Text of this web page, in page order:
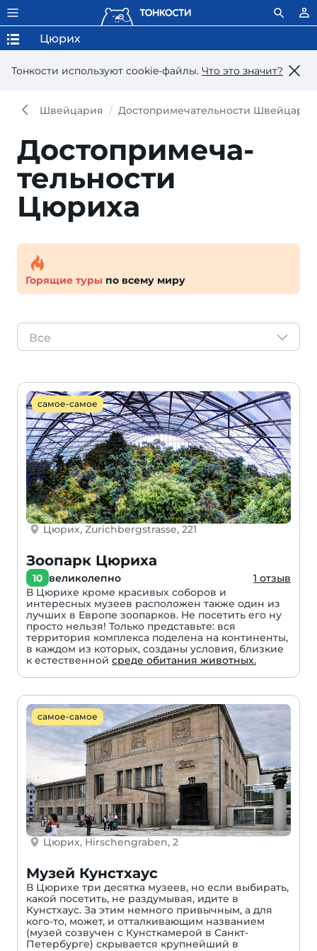
Тонкости используют сookie-файлы. Что это значит?
Цюрих
Швейцария Достопримечательности Швейцарии
Достопри­меча­
тель­ности
Цюриха
Горящие туры по всему миру
Все
самое-самое
Цюрих, Zurichbergstrasse, 221
Зоопарк Цюриха
10 великолепно
1 отзыв
В Цюрихе кроме красивых соборов и
интересных музеев расположен также один из
лучших в Европе зоопарков. Не посетить его ну
просто нельзя! Только представьте: вся
территория комплекса поделена на континенты,
в каждом из которых, созданы условия, близкие
к естественной среде обитания животных.
самое-самое
Цюрих, Hirschengraben, 2
Музей Кунстхаус
В Цюрихе три десятка музеев, но если выбирать,
какой посетить, не раздумывая, идите в
Кунстхаус. За этим немного привычным, а для
кого-то, может, и отталкивающим названием
(музей созвучен с Кунсткамерой в Санкт-
Петербурге) скрывается крупнейший в